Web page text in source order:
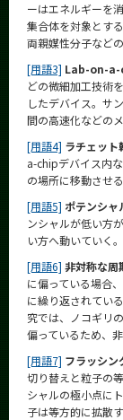
ーはエネルギーを
集合体を対象とす
両親媒性分子など
[用語3] Lab-on-a-
どの微細加工技術
したデバイス。サ
間の高速化などの
[用語4] ラチェット
a-chipデバイス内
の場所に移動させる
[用語5] ポテンシャ
ンシャルが低い方
い方へ動いていく。
[用語6] 非対称な周
に偏っている場合
に繰り返されてい
究では、ノコギリ
偏っているため、
[用語7] フラッシン
切り替えと粒子の
シャルの極小点に
子は等方的に拡散